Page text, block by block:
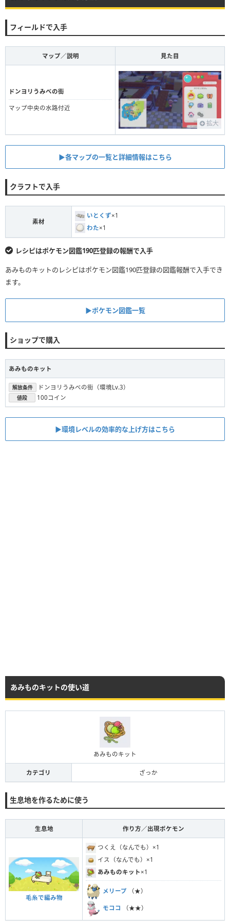
フィールドで入手
マップ／説明 見た目
ドンヨリうみべの街
マップ中央の水路付近
拡大
▶︎各マップの一覧と詳細情報はこちら
クラフトで入手
素材
いとくず×1
わた×1
レシピはポケモン図鑑190匹登録の報酬で入手
あみものキットのレシピはポケモン図鑑190匹登録の図鑑報酬で入手でき
ます。
▶︎ポケモン図鑑一覧
ショップで購入
あみものキット
解放条件 ドンヨリうみべの街（環境Lv.3）
値段 100コイン
▶︎環境レベルの効率的な上げ方はこちら
あみものキットの使い道
あみものキット
カテゴリ ざっか
生息地を作るために使う
生息地 作り方／出現ポケモン
毛糸で編み物
つくえ（なんでも）×1
イス（なんでも）×1
あみものキット ×1
メリープ （★）
モココ （★★）